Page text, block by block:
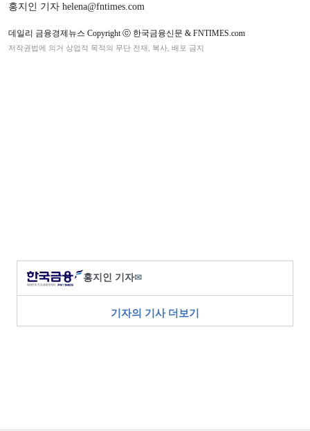
홍지인 기자 helena@fntimes.com
데일리 금융경제뉴스 Copyright ⓒ 한국금융신문 & FNTIMES.com
저작권법에 의거 상업적 목적의 무단 전재, 복사, 배포 금지
홍지인 기자✉
기자의 기사 더보기